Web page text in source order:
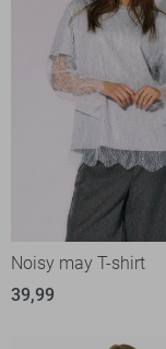
Noisy may T-shirt
39,99